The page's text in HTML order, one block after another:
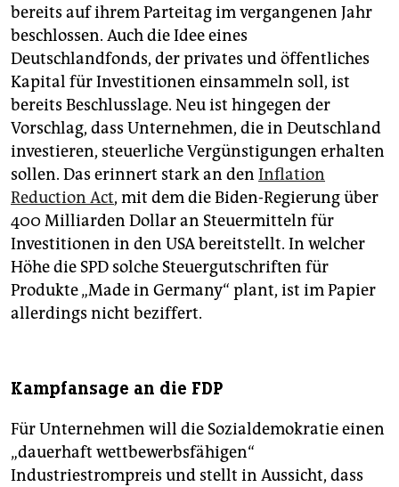
bereits auf ihrem Parteitag im vergangenen Jahr
beschlossen. Auch die Idee eines
Deutschlandfonds, der privates und öffentliches
Kapital für Investitionen einsammeln soll, ist
bereits Beschlusslage. Neu ist hingegen der
Vorschlag, dass Unternehmen, die in Deutschland
investieren, steuerliche Vergünstigungen erhalten
sollen. Das erinnert stark an den Inflation
Reduction Act, mit dem die Biden-Regierung über
400 Milliarden Dollar an Steuermitteln für
Investitionen in den USA bereitstellt. In welcher
Höhe die SPD solche Steuergutschriften für
Produkte „Made in Germany“ plant, ist im Papier
allerdings nicht beziffert.
Kampfansage an die FDP
Für Unternehmen will die Sozialdemokratie einen
„dauerhaft wettbewerbsfähigen“
Industriestrompreis und stellt in Aussicht, dass